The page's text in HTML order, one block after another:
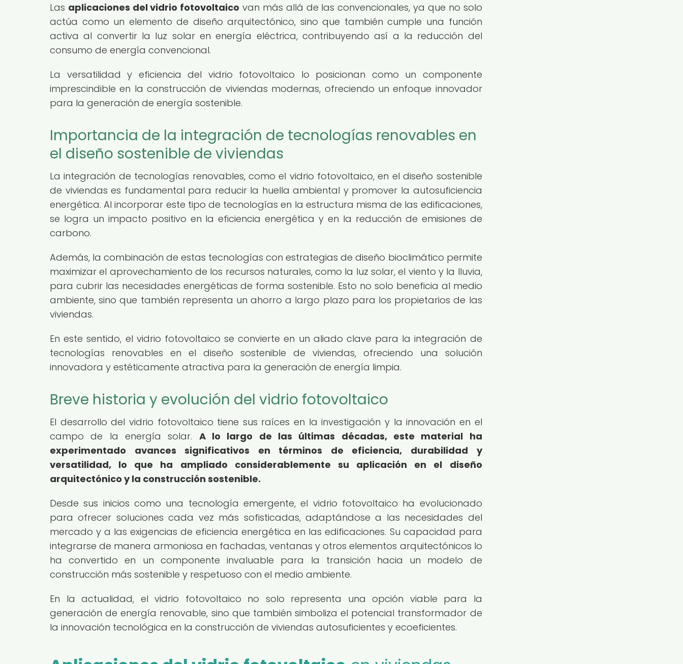
Las aplicaciones del vidrio fotovoltaico van más allá de las convencionales, ya que no solo
actúa como un elemento de diseño arquitectónico, sino que también cumple una función
activa al convertir la luz solar en energía eléctrica, contribuyendo así a la reducción del
consumo de energía convencional.
La versatilidad y eficiencia del vidrio fotovoltaico lo posicionan como un componente
imprescindible en la construcción de viviendas modernas, ofreciendo un enfoque innovador
para la generación de energía sostenible.
Importancia de la integración de tecnologías renovables en
el diseño sostenible de viviendas
La integración de tecnologías renovables, como el vidrio fotovoltaico, en el diseño sostenible
de viviendas es fundamental para reducir la huella ambiental y promover la autosuficiencia
energética. Al incorporar este tipo de tecnologías en la estructura misma de las edificaciones,
se logra un impacto positivo en la eficiencia energética y en la reducción de emisiones de
carbono.
Además, la combinación de estas tecnologías con estrategias de diseño bioclimático permite
maximizar el aprovechamiento de los recursos naturales, como la luz solar, el viento y la lluvia,
para cubrir las necesidades energéticas de forma sostenible. Esto no solo beneficia al medio
ambiente, sino que también representa un ahorro a largo plazo para los propietarios de las
viviendas.
En este sentido, el vidrio fotovoltaico se convierte en un aliado clave para la integración de
tecnologías renovables en el diseño sostenible de viviendas, ofreciendo una solución
innovadora y estéticamente atractiva para la generación de energía limpia.
Breve historia y evolución del vidrio fotovoltaico
El desarrollo del vidrio fotovoltaico tiene sus raíces en la investigación y la innovación en el
campo de la energía solar. A lo largo de las últimas décadas, este material ha
experimentado avances significativos en términos de eficiencia, durabilidad y
versatilidad, lo que ha ampliado considerablemente su aplicación en el diseño
arquitectónico y la construcción sostenible.
Desde sus inicios como una tecnología emergente, el vidrio fotovoltaico ha evolucionado
para ofrecer soluciones cada vez más sofisticadas, adaptándose a las necesidades del
mercado y a las exigencias de eficiencia energética en las edificaciones. Su capacidad para
integrarse de manera armoniosa en fachadas, ventanas y otros elementos arquitectónicos lo
ha convertido en un componente invaluable para la transición hacia un modelo de
construcción más sostenible y respetuoso con el medio ambiente.
En la actualidad, el vidrio fotovoltaico no solo representa una opción viable para la
generación de energía renovable, sino que también simboliza el potencial transformador de
la innovación tecnológica en la construcción de viviendas autosuficientes y ecoeficientes.